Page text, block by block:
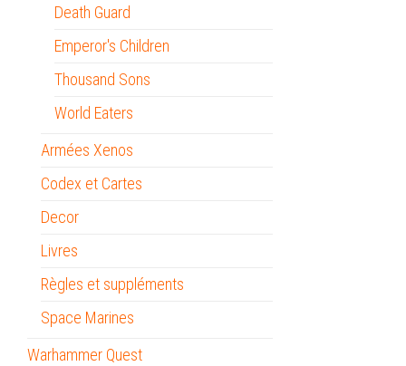
Death Guard
Emperor's Children
Thousand Sons
World Eaters
Armées Xenos
Codex et Cartes
Decor
Livres
Règles et suppléments
Space Marines
Warhammer Quest